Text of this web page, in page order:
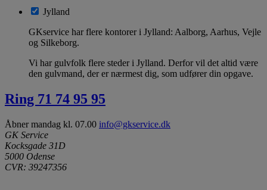
Jylland
GKservice har flere kontorer i Jylland: Aalborg, Aarhus, Vejle
og Silkeborg.
Vi har gulvfolk flere steder i Jylland. Derfor vil det altid være
den gulvmand, der er nærmest dig, som udfører din opgave.
Ring 71 74 95 95
Åbner mandag kl. 07.00 info@gkservice.dk
GK Service
Kocksgade 31D
5000 Odense
CVR: 39247356